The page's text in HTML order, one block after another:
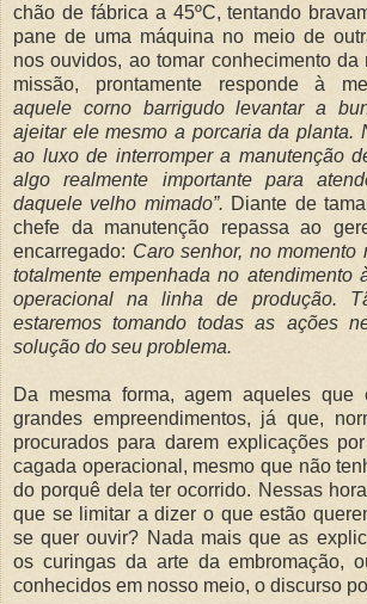
chão de fábrica a 45ºC, tentando
pane de uma máquina no meio de
nos ouvidos, ao tomar conhecimento da
missão, prontamente responde à
aquele corno barrigudo levantar a
ajeitar ele mesmo a porcaria da planta.
ao luxo de interromper a manutenção
algo realmente importante para
daquele velho mimado”. Diante de
chefe da manutenção repassa ao
encarregado: Caro senhor, no momento
totalmente empenhada no atendimento
operacional na linha de produção.
estaremos tomando todas as ações
solução do seu problema.
Da mesma forma, agem aqueles que
grandes empreendimentos, já que,
procurados para darem explicações
cagada operacional, mesmo que não
do porquê dela ter ocorrido. Nessas
que se limitar a dizer o que estão
se quer ouvir? Nada mais que as
os curingas da arte da embromação,
conhecidos em nosso meio, o discurso